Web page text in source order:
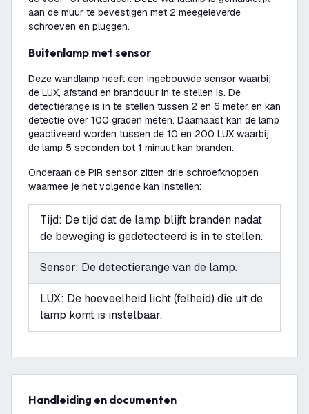
aan de muur te bevestigen met 2 meegeleverde
schroeven en pluggen.
Buitenlamp met sensor
Deze wandlamp heeft een ingebouwde sensor waarbij
de LUX, afstand en brandduur in te stellen is. De
detectierange is in te stellen tussen 2 en 6 meter en kan
detectie over 100 graden meten. Daarnaast kan de lamp
geactiveerd worden tussen de 10 en 200 LUX waarbij
de lamp 5 seconden tot 1 minuut kan branden.
Onderaan de PIR sensor zitten drie schroefknoppen
waarmee je het volgende kan instellen:
Tijd: De tijd dat de lamp blijft branden nadat
de beweging is gedetecteerd is in te stellen.
Sensor: De detectierange van de lamp.
LUX: De hoeveelheid licht (felheid) die uit de
lamp komt is instelbaar.
Handleiding en documenten